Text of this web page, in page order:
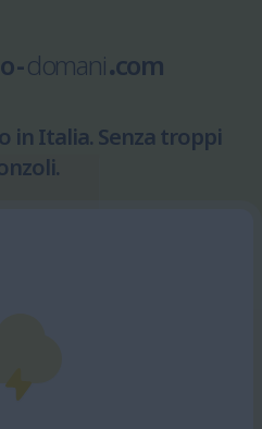
-domani.com
in Italia. Senza troppi